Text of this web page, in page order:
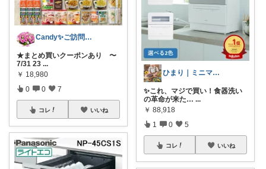
Candy✨ご訪問・経由購入に日々感謝✨
★まとめ買いクーポンあり 〜
7/31 23 ...
￥ 18,980
0 0 7
コレ いいね
ひまり｜ミニマルな育児と時短グッズ
✨これ、マジで買い！食器洗い
の革命が来た… ...
￥ 88,918
1 0 5
コレ いいね